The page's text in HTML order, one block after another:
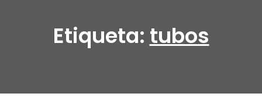
Etiqueta: tubos